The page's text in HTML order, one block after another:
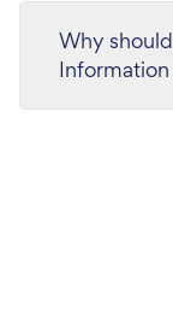
Why
Information